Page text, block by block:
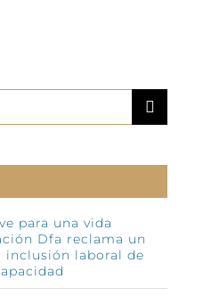
para una vida
Dfa reclama un
inclusión laboral de